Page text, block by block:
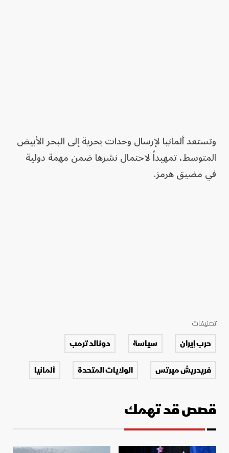
وتستعد ألمانيا لإرسال وحدات بحرية إلى البحر الأبيض
المتوسط، تمهيداً لاحتمال نشرها ضمن مهمة دولية
في مضيق هرمز.
تصنيفات
حرب إيران سياسة
دونالد ترمب
فريدريش ميرتس
الولايات المتحدة ألمانيا
قصص قد تهمك